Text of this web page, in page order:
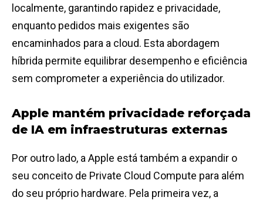
localmente, garantindo rapidez e privacidade,
enquanto pedidos mais exigentes são
encaminhados para a cloud. Esta abordagem
híbrida permite equilibrar desempenho e eficiência
sem comprometer a experiência do utilizador.
Apple mantém privacidade reforçada
de IA em infraestruturas externas
Por outro lado, a Apple está também a expandir o
seu conceito de Private Cloud Compute para além
do seu próprio hardware. Pela primeira vez, a